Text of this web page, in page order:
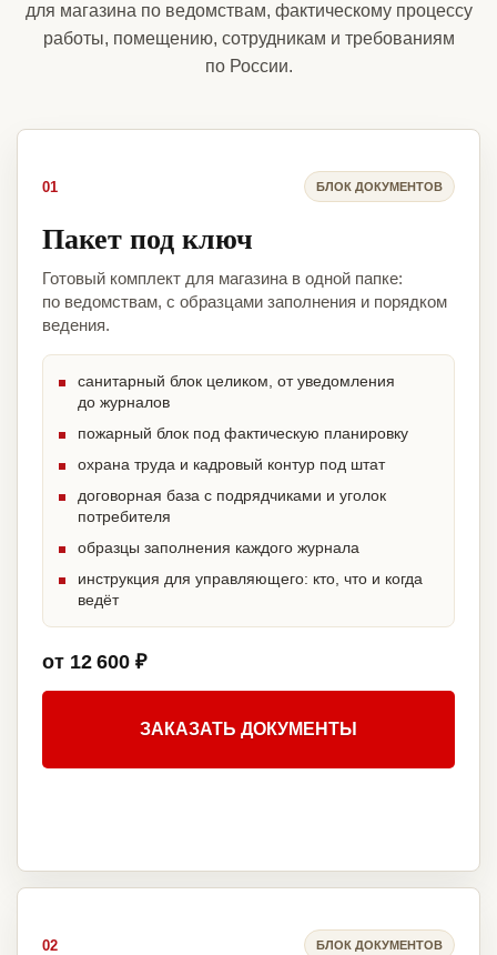
для магазина по ведомствам, фактическому процессу
работы, помещению, сотрудникам и требованиям
по России.
01 БЛОК ДОКУМЕНТОВ
Пакет под ключ
Готовый комплект для магазина в одной папке:
по ведомствам, с образцами заполнения и порядком
ведения.
санитарный блок целиком, от уведомления
до журналов
пожарный блок под фактическую планировку
охрана труда и кадровый контур под штат
договорная база с подрядчиками и уголок
потребителя
образцы заполнения каждого журнала
инструкция для управляющего: кто, что и когда
ведёт
от 12 600 ₽
ЗАКАЗАТЬ ДОКУМЕНТЫ
02 БЛОК ДОКУМЕНТОВ